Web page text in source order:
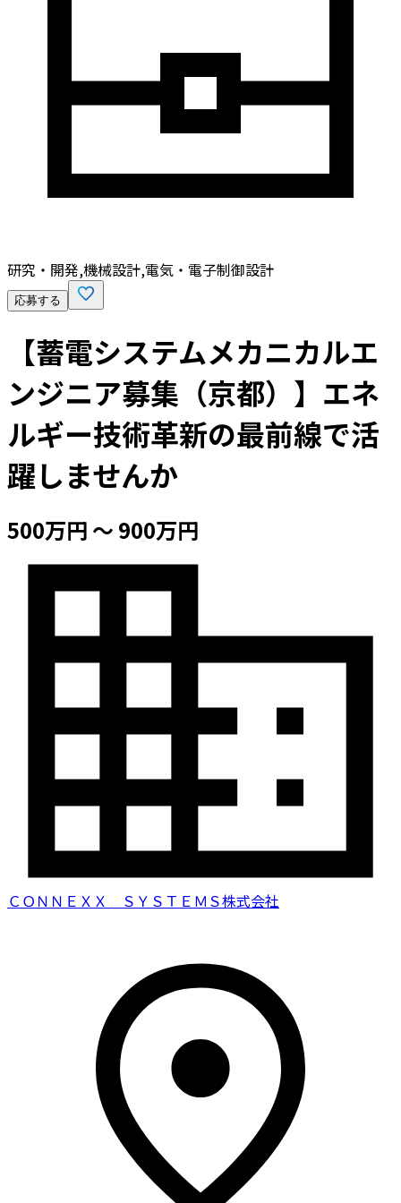
研究・開発,機械設計,電気・電子制御設計
応募する
【蓄電システムメカニカルエ
ンジニア募集（京都）】エネ
ルギー技術革新の最前線で活
躍しませんか
500万円 〜 900万円
ＣＯＮＮＥＸＸ ＳＹＳＴＥＭＳ株式会社